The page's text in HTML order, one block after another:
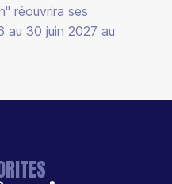
réouvrira ses
au 30 juin 2027 au